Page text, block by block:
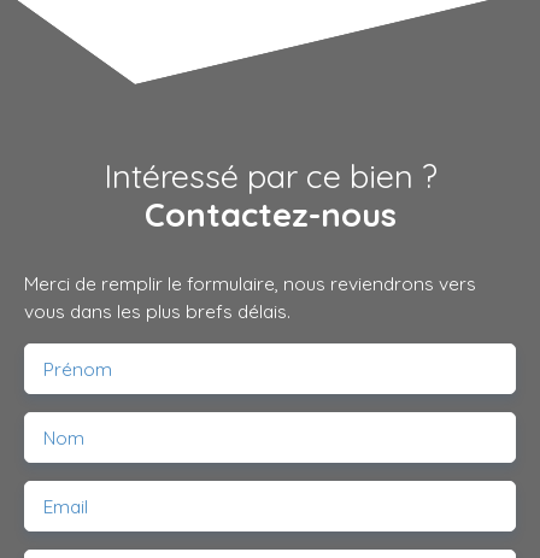
Intéressé par ce bien ?
Contactez-nous
Merci de remplir le formulaire, nous reviendrons vers
vous dans les plus brefs délais.
Prénom
Nom
Email